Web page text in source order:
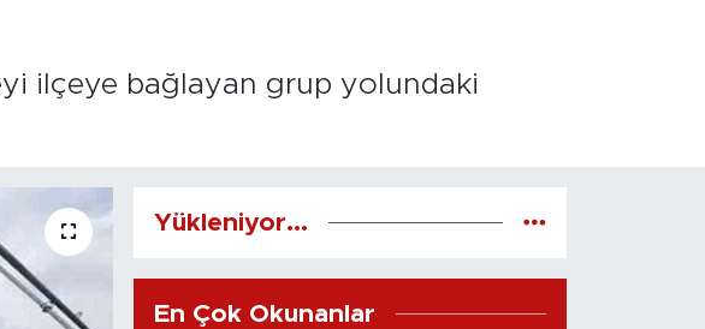
ilçeye bağlayan grup yolundaki
Yükleniyor...
En Çok Okunanlar